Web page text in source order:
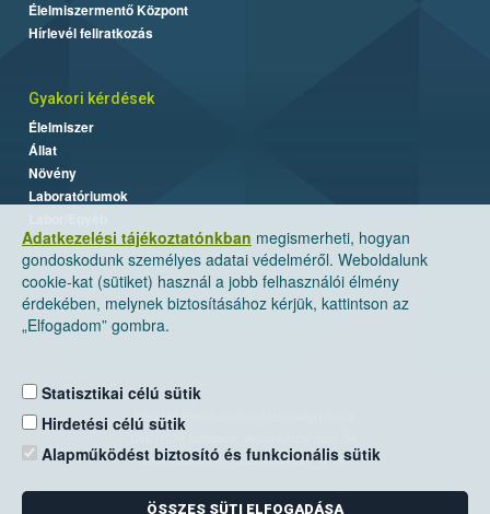
Adatkezelési tájékoztatónkban megismerheti, hogyan
gondoskodunk személyes adatai védelméről. Weboldalunk
cookie-kat (sütiket) használ a jobb felhasználói élmény
érdekében, melynek biztosításához kérjük, kattintson az
„Elfogadom” gombra.
Statisztikai célú sütik
Hirdetési célú sütik
Alapműködést biztosító és funkcionális sütik
ÖSSZES SÜTI ELFOGADÁSA
Élelmiszermentő Központ
Hírlevél feliratkozás
Gyakori kérdések
Élelmiszer
Állat
Növény
Laboratóriumok
Nemzeti Élelmiszerlánc-biztonsági Hivatal
Levelezési cím: 1525 Budapest. Pf. 30.